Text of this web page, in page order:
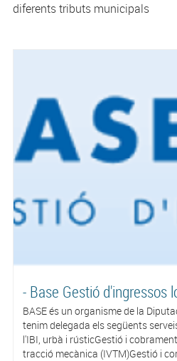
diferents tributs municipals
- Base Gestió d'ingressos
BASE és un organisme de la
tenim delegada els següents
l'IBI, urbà i rústicGestió i
tracció mecànica (IVTM)Gestió i